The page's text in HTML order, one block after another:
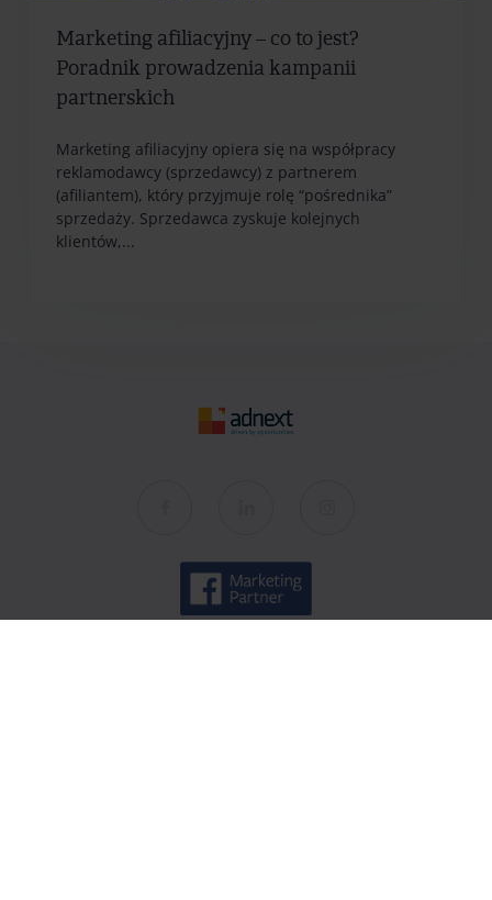
Marketing afiliacyjny – co to jest?
Poradnik prowadzenia kampanii
partnerskich
Marketing afiliacyjny opiera się na współpracy
reklamodawcy (sprzedawcy) z partnerem
(afiliantem), który przyjmuje rolę “pośrednika”
sprzedaży. Sprzedawca zyskuje kolejnych
klientów,...